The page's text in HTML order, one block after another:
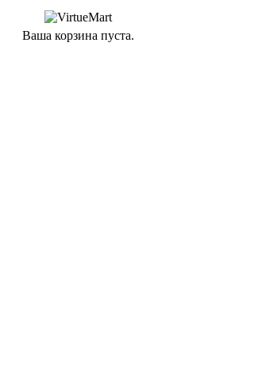
Ваша корзина пуста.